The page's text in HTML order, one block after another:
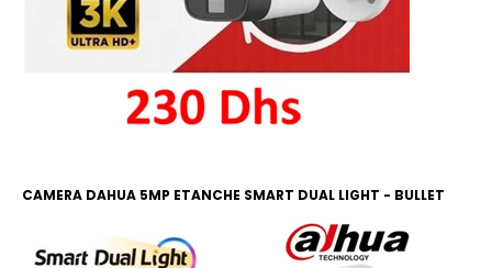
CAMERA DAHUA 5MP ETANCHE SMART DUAL LIGHT - BULLET